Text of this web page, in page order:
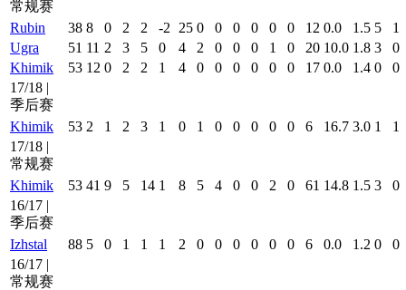
常规赛
Rubin
38 8 0 2 2 -2 25 0 0 0 0 0 0 12 0.0 1.5 5
1
Ugra
51 11 2 3 5 0 4 2 0 0 0 1 0 20 10.0 1.8 3
0
Khimik
53 12 0 2 2 1 4 0 0 0 0 0 0 17 0.0 1.4 0
0
17/18 |
季后赛
Khimik
53 2 1 2 3 1 0 1 0 0 0 0 0 6 16.7 3.0 1
1
17/18 |
常规赛
Khimik
53 41 9 5 14 1 8 5 4 0 0 2 0 61 14.8 1.5 3
0
16/17 |
季后赛
Izhstal
88 5 0 1 1 1 2 0 0 0 0 0 0 6 0.0 1.2 0
0
16/17 |
常规赛